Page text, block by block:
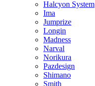
Halcyon System
Ima
Jumprize
Longin
Madness
Narval
Norikura
Pazdesign
Shimano
Smith